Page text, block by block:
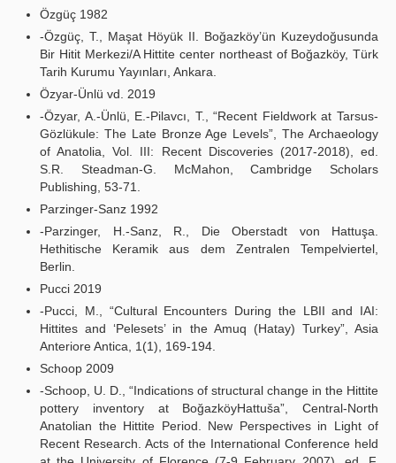
Özgüç 1982
-Özgüç, T., Maşat Höyük II. Boğazköy’ün Kuzeydoğusunda
Bir Hitit Merkezi/A Hittite center northeast of Boğazköy, Türk
Tarih Kurumu Yayınları, Ankara.
Özyar-Ünlü vd. 2019
-Özyar, A.-Ünlü, E.-Pilavcı, T., “Recent Fieldwork at Tarsus-
Gözlükule: The Late Bronze Age Levels”, The Archaeology
of Anatolia, Vol. III: Recent Discoveries (2017-2018), ed.
S.R. Steadman-G. McMahon, Cambridge Scholars
Publishing, 53-71.
Parzinger-Sanz 1992
-Parzinger, H.-Sanz, R., Die Oberstadt von Hattuşa.
Hethitische Keramik aus dem Zentralen Tempelviertel,
Berlin.
Pucci 2019
-Pucci, M., “Cultural Encounters During the LBII and IAI:
Hittites and ‘Pelesets’ in the Amuq (Hatay) Turkey”, Asia
Anteriore Antica, 1(1), 169-194.
Schoop 2009
-Schoop, U. D., “Indications of structural change in the Hittite
pottery inventory at BoğazköyHattuša”, Central-North
Anatolian the Hittite Period. New Perspectives in Light of
Recent Research. Acts of the International Conference held